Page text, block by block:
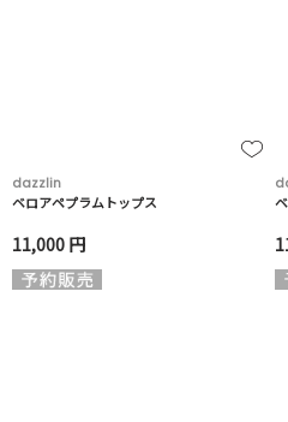
dazzlin
ベロアペプラムトップス
11,000 円